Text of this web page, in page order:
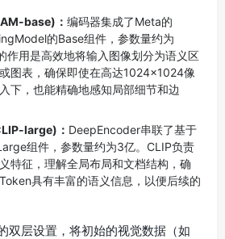
base)： 编码器集成了Meta的
的Base组件，参数量约为
作用是高效地将输入图像划分为语义区
图表，确保即使在高达1024×1024像
下，也能精确地感知局部细节和边
large)： DeepEncoder串联了基于
组件，参数量约为3亿。CLIP负责
特征，理解全局布局和文档结构，确
具有丰富的语义信息，以便后续的
双层设置，将初始的视觉数据（如